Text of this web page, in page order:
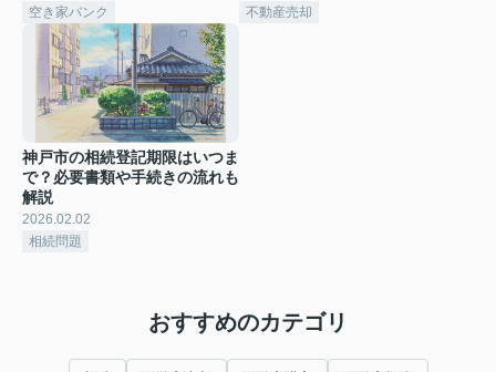
空き家バンク
不動産売却
神戸市の相続登記期限はいつま
で？必要書類や手続きの流れも
解説
2026.02.02
相続問題
おすすめのカテゴリ